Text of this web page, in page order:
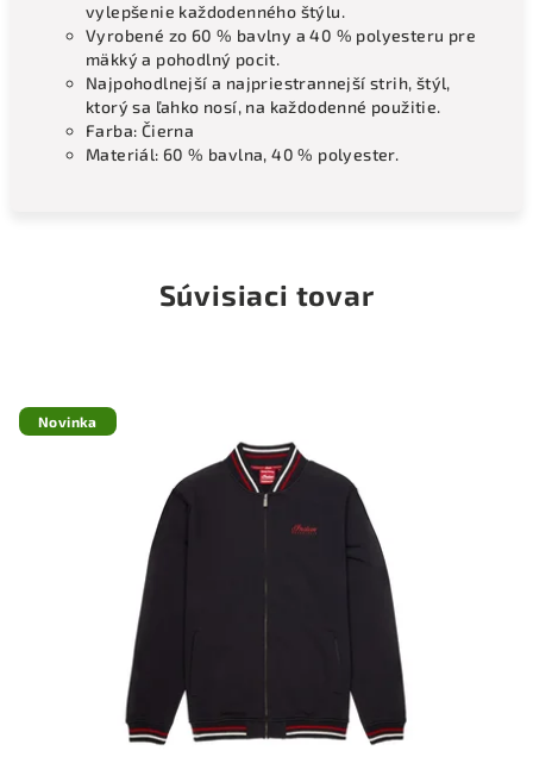
vylepšenie každodenného štýlu.
Vyrobené zo 60 % bavlny a 40 % polyesteru pre
mäkký a pohodlný pocit.
Najpohodlnejší a najpriestrannejší strih, štýl,
ktorý sa ľahko nosí, na každodenné použitie.
Farba: Čierna
Materiál: 60 % bavlna, 40 % polyester.
Súvisiaci tovar
Novinka